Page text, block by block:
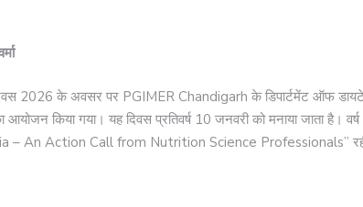
2026 के अवसर पर PGIMER Chandigarh के डिपार्टमेंट ऑफ
आयोजन किया गया। यह दिवस प्रतिवर्ष 10 जनवरी को मनाया जाता
– An Action Call from Nutrition Science Professionals”